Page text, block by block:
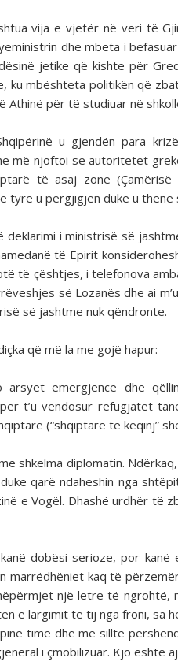
vija e vjetër në veri të
dhe mbeta i
jetike që kishte për
ku mbështeta politikën që
për të studiuar në
u gjendën para
më njoftoi se autoritetet
të asaj zone
tyre u përgjigjen duke u
i ministrisë së
të Epirit
të çështjes, i telefonova
së Lozanës dhe ai
së jashtme nuk qëndronte.
që më la me gojë hapur:
arsyet emergjence dhe
t’u vendosur refugjatët
(“shqiptarë të këqinj”
shkelma diplomatin.
qarë ndaheshin nga
e Vogël. Dhashë urdhër
dobësi serioze, por
marrëdhëniet kaq të
një letre të ngrohtë,
e largimit të tij nga froni, sa
time dhe më sillte
i çmobilizuar. Kjo është